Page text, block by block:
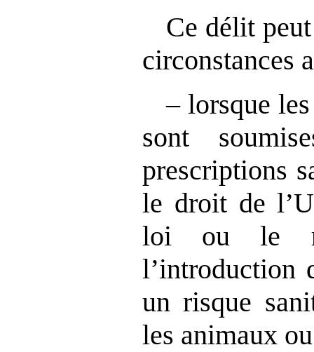
Ce délit
circonstances
– lorsque
sont
prescriptions
le droit de
loi ou le
l’introduction
un risque
les animaux